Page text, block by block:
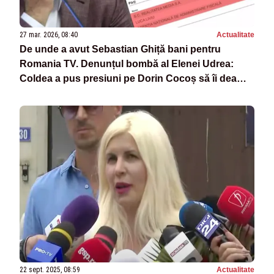
27 mar. 2026, 08:40 Actualitate
De unde a avut Sebastian Ghiță bani pentru
Romania TV. Denunțul bombă al Elenei Udrea:
Coldea a pus presiuni pe Dorin Cocoș să îi dea
22 sept. 2025, 08:59 Actualitate